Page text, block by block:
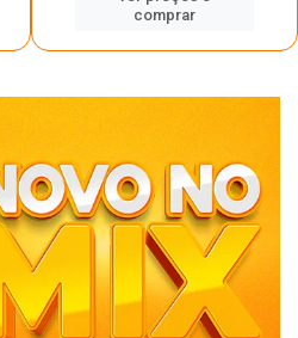
comprar